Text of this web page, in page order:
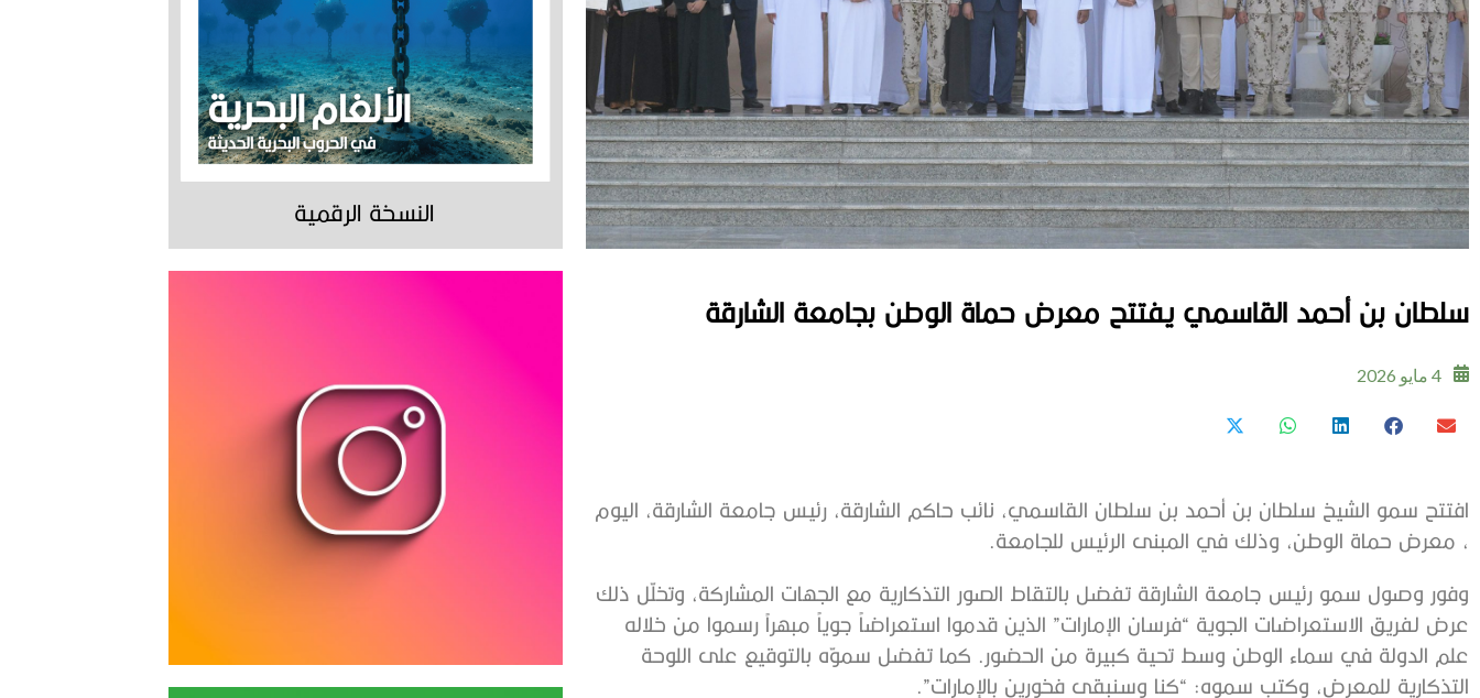
سلطان بن أحمد القاسمي يفتتح معرض حماة الوطن بجامعة الشارقة
4 مايو 2026
افتتح سمو الشيخ سلطان بن أحمد بن سلطان القاسمي، نائب حاكم الشارقة، رئيس جامعة الشارقة، اليوم
، معرض حماة الوطن، وذلك في المبنى الرئيس للجامعة.
وفور وصول سمو رئيس جامعة الشارقة تفضل بالتقاط الصور التذكارية مع الجهات المشاركة، وتخلّل ذلك
عرض لفريق الاستعراضات الجوية “فرسان الإمارات” الذين قدموا استعراضاً جوياً مبهراً رسموا من خلاله
علم الدولة في سماء الوطن وسط تحية كبيرة من الحضور. كما تفضل سموّه بالتوقيع على اللوحة
التذكارية للمعرض، وكتب سموه: “كنا وسنبقى فخورين بالإمارات”.
النسخة الرقمية